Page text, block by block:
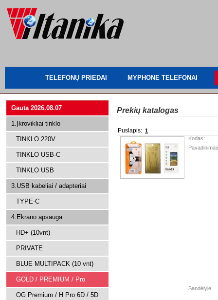
TELEFONŲ PRIEDAI MYPHONE TELEFONAI
Gauta 2026.08.07
1.Įkrovikliai tinklo
TINKLO 220V
TINKLO USB-C
TINKLO USB
3.USB kabeliai / adapteriai
TYPE-C
4.Ekrano apsauga
HD+ (10vnt)
PRIVATE
BLUE MULTIPACK (10 vnt)
GOLD / PREMIUM / Pro
OG Premium / H Pro 6D / 5D
Prekių katalogas
Puslapis: 1
Kodas:
Sandėlyje: